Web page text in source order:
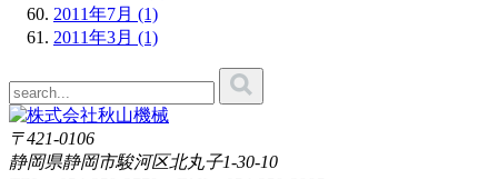
2011年7月 (1)
2011年3月 (1)
〒421-0106
静岡県静岡市駿河区北丸子1-30-10